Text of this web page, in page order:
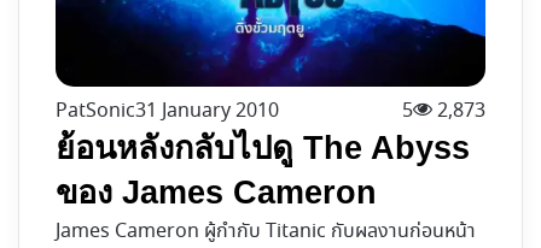
PatSonic31 January 2010 5 2,873
ย้อนหลังกลับไปดู The Abyss
ของ James Cameron
James Cameron ผู้กำกับ Titanic กับผลงานก่อนหน้า